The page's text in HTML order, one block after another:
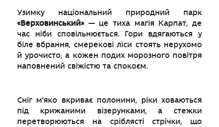
Узимку національний природний парк
«Верховинський» — це тиха магія Карпат, де
час ніби сповільнюється. Гори вдягаються у
біле вбрання, смерекові ліси стоять нерухомо
й урочисто, а кожен подих морозного повітря
наповнений свіжістю та спокоєм.
Сніг м’яко вкриває полонини, ріки ховаються
під крижаними візерунками, а стежки
перетворюються на сріблясті стрічки, що